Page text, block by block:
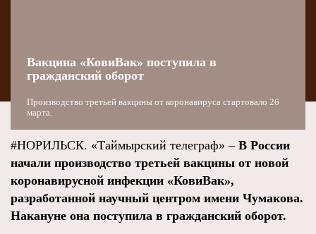
Вакцина «КовиВак» поступила в
гражданский оборот
Производство третьей вакцины от коронавируса стартовало 26
марта.
#НОРИЛЬСК. «Таймырский телеграф» – В России
начали производство третьей вакцины от новой
коронавирусной инфекции «КовиВак»,
разработанной научный центром имени Чумакова.
Накануне она поступила в гражданский оборот.